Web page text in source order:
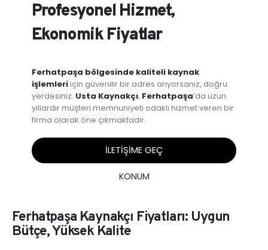
Profesyonel Hizmet,
Ekonomik Fiyatlar
Ferhatpaşa bölgesinde kaliteli kaynak
işlemleriiçin güvenilir bir adres arıyorsanız, doğru
yerdesiniz. Usta Kaynakçı, Ferhatpaşa‘da uzun
yıllardır müşteri memnuniyeti odaklı hizmet veren bir
firma olarak öne çıkmaktadır.
İLETİŞİME GEÇ
KONUM
Ferhatpaşa Kaynakçı Fiyatları: Uygun
Bütçe, Yüksek Kalite